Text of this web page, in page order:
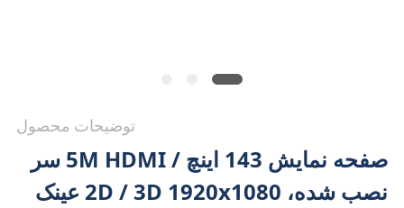
توضیحات محصول
صفحه نمایش 143 اینچ / 5M HDMI سر
نصب شده، 2D / 3D 1920x1080 عینک